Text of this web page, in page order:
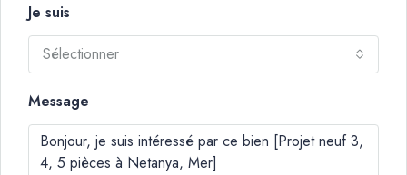
Je suis
Sélectionner
Message